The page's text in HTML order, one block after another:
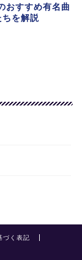
おすすめ有名曲
を解説
づく表記